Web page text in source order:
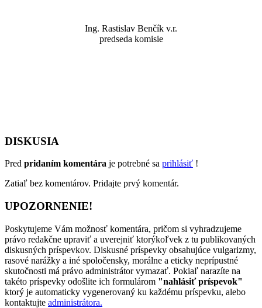
Ing. Rastislav Benčík v.r.
predseda komisie
DISKUSIA
Pred pridaním komentára je potrebné sa prihlásiť !
Zatiaľ bez komentárov. Pridajte prvý komentár.
UPOZORNENIE!
Poskytujeme Vám možnosť komentára, pričom si vyhradzujeme
právo redakčne upraviť a uverejniť ktorýkoľvek z tu publikovaných
diskusných príspevkov. Diskusné príspevky obsahujúce vulgarizmy,
rasové narážky a iné spoločensky, morálne a eticky neprípustné
skutočnosti má právo administrátor vymazať. Pokiaľ narazíte na
takéto príspevky odošlite ich formulárom "nahlásiť príspevok"
ktorý je automaticky vygenerovaný ku každému príspevku, alebo
kontaktujte administrátora.